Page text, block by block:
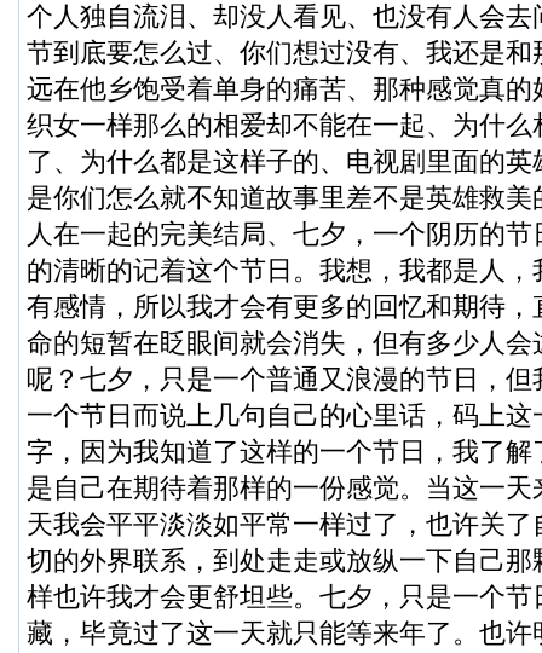
个人独自流泪、却没人看见、也没有人会去
节到底要怎么过、你们想过没有、我还是
远在他乡饱受着单身的痛苦、那种感觉真
织女一样那么的相爱却不能在一起、为什
了、为什么都是这样子的、电视剧里面的
是你们怎么就不知道故事里差不是英雄救
人在一起的完美结局、七夕，一个阴历的
的清晰的记着这个节日。我想，我都是人
有感情，所以我才会有更多的回忆和期待
命的短暂在眨眼间就会消失，但有多少人
呢？七夕，只是一个普通又浪漫的节日，
一个节日而说上几句自己的心里话，码上
字，因为我知道了这样的一个节日，我了
是自己在期待着那样的一份感觉。当这一
天我会平平淡淡如平常一样过了，也许关
切的外界联系，到处走走或放纵一下自己
样也许我才会更舒坦些。七夕，只是一个
藏，毕竟过了这一天就只能等来年了。也